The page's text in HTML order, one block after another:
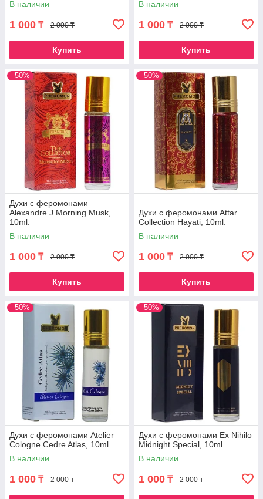
В наличии
1 000 ₸ 2 000 ₸
Купить
В наличии
1 000 ₸ 2 000 ₸
Купить
–50%
Духи с феромонами
Alexandre.J Morning Musk,
10ml.
В наличии
1 000 ₸ 2 000 ₸
Купить
–50%
Духи с феромонами Attar
Collection Hayati, 10ml.
В наличии
1 000 ₸ 2 000 ₸
Купить
–50%
Духи с феромонами Atelier
Cologne Cedre Atlas, 10ml.
В наличии
1 000 ₸ 2 000 ₸
–50%
Духи с феромонами Ex Nihilo
Midnight Special, 10ml.
В наличии
1 000 ₸ 2 000 ₸